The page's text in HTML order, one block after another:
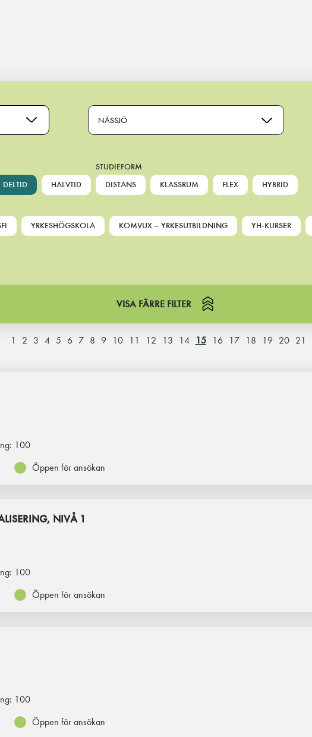
NÄSSJÖ
DELTID HALVTID
STUDIEFORM
DISTANS
KLASSRUM FLEX HYBRID
YRKESHÖGSKOLA KOMVUX – YRKESUTBILDNING YH-KURSER
VISA FÄRRE FILTER
1 2 3 4 5 6 7 8 9 10 11 12 13 14 15 16 17 18 19 20 21
100
Öppen för ansökan
NIVÅ 1
100
Öppen för ansökan
100
Öppen för ansökan